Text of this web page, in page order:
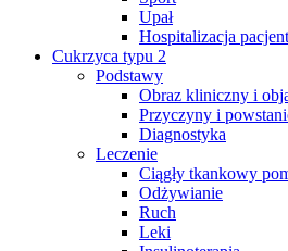
Upał
Hospitalizacja
Cukrzyca typu 2
Podstawy
Obraz kliniczny i
Przyczyny i
Diagnostyka
Leczenie
Ciągły tkankowy
Odżywianie
Ruch
Leki